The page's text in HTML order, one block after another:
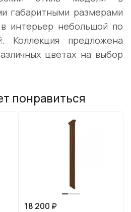
габаритными размерами
интерьер небольшой по
Коллекция предложена
цветах на выбор
понравиться
18 200 ₽